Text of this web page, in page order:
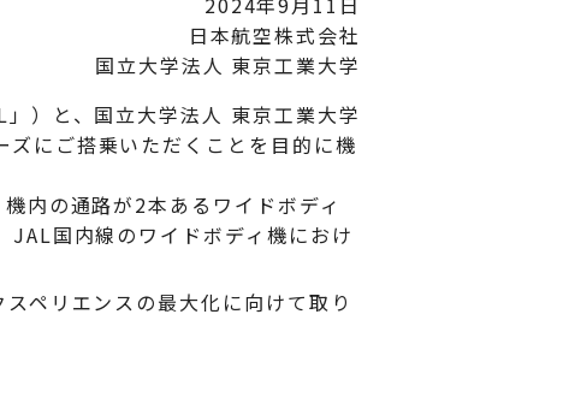
日本航空株式会社
国立大学法人 東京工業大学
）と、国立大学法人 東京工業大学
ズにご搭乗いただくことを目的に機
内の通路が2本あるワイドボディ
国内線のワイドボディ機におけ
ペリエンスの最大化に向けて取り